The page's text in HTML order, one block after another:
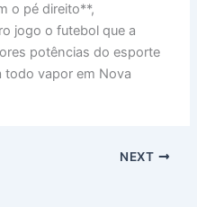
o pé direito**,
jogo o futebol que a
potências do esporte
todo vapor em Nova
NEXT